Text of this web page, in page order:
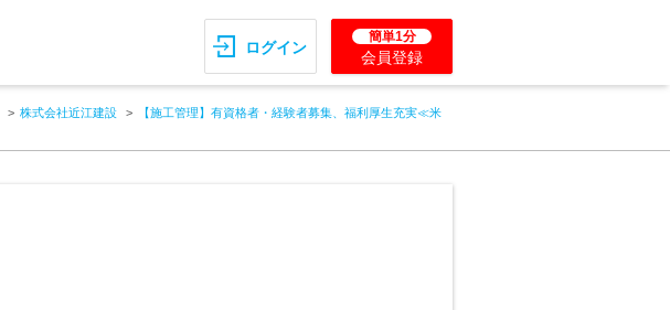
ログイン
簡単1分
会員登録
株式会社近江建設
【施工管理】有資格者・経験者募集、福利厚生充実≪米